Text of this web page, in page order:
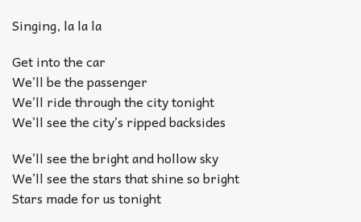
Singing, la la la
Get into the car
We’ll be the passenger
We’ll ride through the city tonight
We’ll see the city’s ripped backsides
We’ll see the bright and hollow sky
We’ll see the stars that shine so bright
Stars made for us tonight